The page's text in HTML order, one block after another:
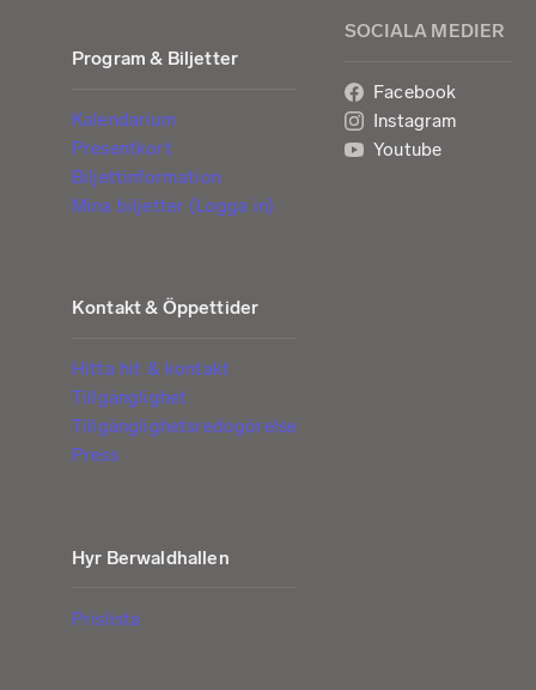
Program & Biljetter
Kalendarium
Presentkort
Biljettinformation
Mina biljetter (Logga in)
Kontakt & Öppettider
Hitta hit & kontakt
Tillgänglighet
Tillgänglighetsredogörelse
Press
Hyr Berwaldhallen
Prislista
SOCIALA MEDIER
Facebook
Instagram
Youtube